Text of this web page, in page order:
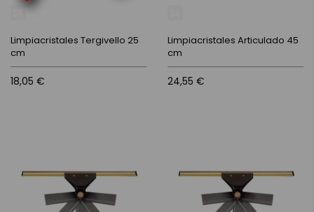
Limpiacristales Tergivello 25
cm
18,05 €
Limpiacristales Articulado 45
cm
24,55 €